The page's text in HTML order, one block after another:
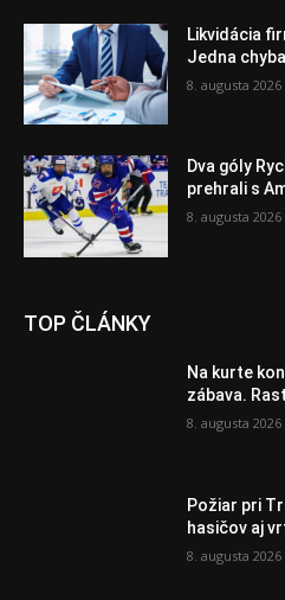
Likvidácia
Jedna
8. augusta 2026
Dva góly
prehrali s
8. augusta 2026
TOP ČLÁNKY
Na kurte
zábava.
8. augusta 2026
Požiar pri
hasičov aj
8. augusta 2026